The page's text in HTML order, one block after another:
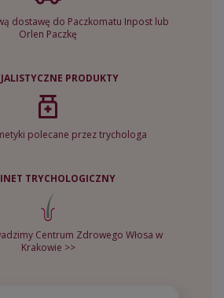
dostawę do Paczkomatu Inpost lub
Orlen Paczkę
PRODUKTY
polecane przez trychologa
TRYCHOLOGICZNY
Centrum Zdrowego Włosa w
Krakowie >>